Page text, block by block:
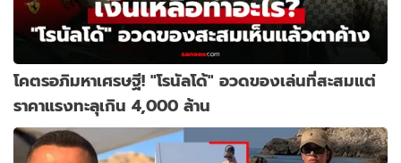
โคตรอภิมหาเศรษฐี! "โรนัลโด้" อวดของเล่นที่สะสมแต่
ราคาแรงทะลุเกิน 4,000 ล้าน